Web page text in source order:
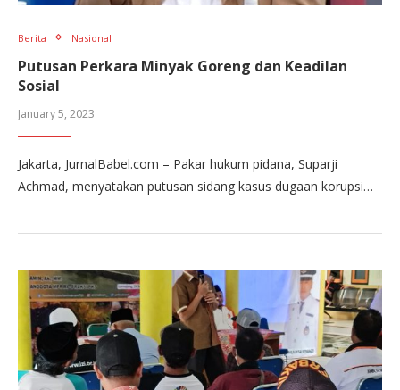
Berita Nasional
Putusan Perkara Minyak Goreng dan Keadilan
Sosial
January 5, 2023
Jakarta, JurnalBabel.com – Pakar hukum pidana, Suparji
Achmad, menyatakan putusan sidang kasus dugaan korupsi…